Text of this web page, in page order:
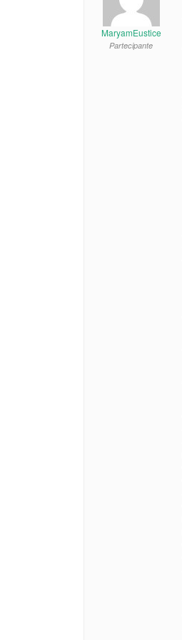
MaryamEustice
Partecipante